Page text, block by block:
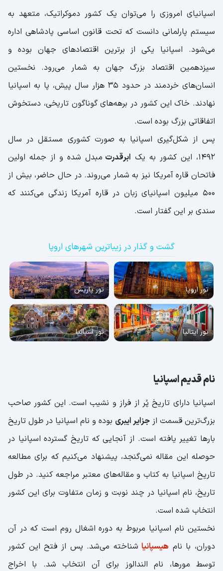
اسپانیای امروزی را می‌توان یک کشور دموکراتیک، متعهد به
سیستم پارلمانی دانست که تحت قانون اساسی پادشاهی اداره
می‌شود. اسپانیا یکی از برترین اقتصادهای جهان بوده و
سیزدهمین اقتصاد بزرگ جهان به شمار می‌رود. نخستین
انسان‌های خردمند در حدود 35 هزار سال پیش، پا به اسپانیا
نهادند. خاک این کشور در برهه‌های گوناگون تاریخی، دستخوش
اتفاقاتی بزرگ بوده است.
پس از شکل‌گیری اسپانیا به صورت کشوری مستقل در سال
1492، این کشور به یک
ابرقدرت مبدل شده و از جمله اولین
فاتحان قاره آمریکا نیز به شمار می‌روند. در حال حاضر، بیش از
500 میلیون اسپانیای زبان در قاره آمریکا زندگی می‌کنند که
سندی بر این گفتار است.
گشت و گذار در زیباترین شهرهای اروپا
تور اروپا تور پاریس
تور ایتالیا تور اسپانیا
نام قدیم اسپانیا
اسپانیا دارای تاریخ پُر از فراز و نشیب است. این کشور صاحب
بزرگ‌ترین قسمت از جزایر ایبری بوده و نام اسپانیا در طول تاریخ
بارها تغییر یافته است. از آنجایی که تاریخ گسترده اسپانیا در
حوصله این مقاله نمی‌گنجد، پیشنهاد می‌کنیم که برای مطالعه
تاریخ اسپانیا به کتاب و مقاله‌های معتبر مراجعه کنید. در طول
تاریخ، نام اسپانیا در چند نوبت و زمان متفاوت برای این کشور
انتخاب شده است.
نخستین نام اسپانیا مربوط به دوره اشغال روم است که در آن
دوران، با نام هیسپانیا شناخته می‌شد. پس از فتح این کشور
توسط مورها، نام الندالوز برای آن انتخاب شد. با اخراج